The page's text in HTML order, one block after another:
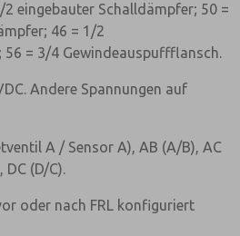
eingebauter Schalldämpfer; 50 =
46 = 1/2
= 3/4 Gewindeauspuffflansch.
Andere Spannungen auf
A / Sensor A), AB (A/B), AC
DC (D/C).
oder nach FRL konfiguriert